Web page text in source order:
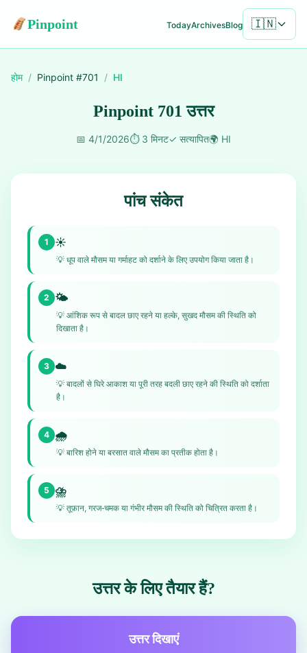
Pinpoint TodayArchivesBlog 🇮🇳
होम / Pinpoint #701 / HI
Pinpoint 701 उत्तर
📅 4/1/2026⏱️ 3 मिनट✓ सत्यापित🌍 HI
पांच संकेत
1 ☀️
💡 धूप वाले मौसम या गर्माहट को दर्शाने के लिए उपयोग किया जाता है।
2 🌤️
💡 आंशिक रूप से बादल छाए रहने या हल्के, सुखद मौसम की स्थिति को
दिखाता है।
3 ☁️
💡 बादलों से घिरे आकाश या पूरी तरह बदली छाए रहने की स्थिति को दर्शाता
है।
4 🌧️
💡 बारिश होने या बरसात वाले मौसम का प्रतीक होता है।
5 ⛈️
💡 तूफ़ान, गरज‑चमक या गंभीर मौसम की स्थिति को चित्रित करता है।
उत्तर के लिए तैयार हैं?
उत्तर दिखाएं